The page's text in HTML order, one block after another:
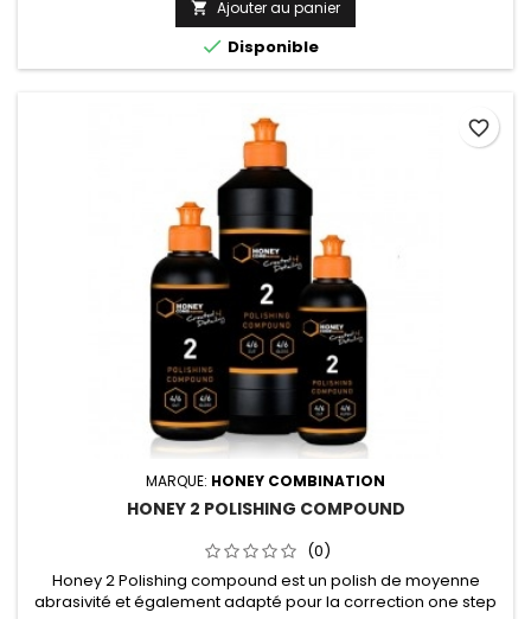
 Ajouter au panier
 Disponible
MARQUE: HONEY COMBINATION
HONEY 2 POLISHING COMPOUND
(0)
Honey 2 Polishing compound est un polish de moyenne
abrasivité et également adapté pour la correction one step
favorite_border